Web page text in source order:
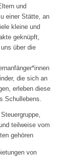
und
einer Stätte, an
kleine und
geknüpft,
über die
die sich an
erleben diese
Schullebens.
teilweise vom
gehören
von